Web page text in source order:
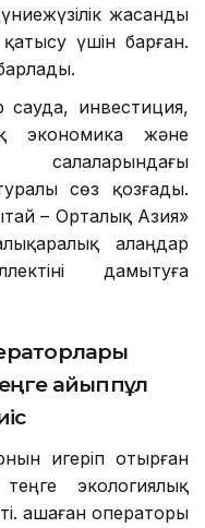
жасанды
үшін барған.
сауда, инвестиция,
экономика және
сөз қозғады.
– Орталық Азия»
алаңдар
дамытуға
айыппұл
игеріп отырған
экологиялық
Қашаған операторы